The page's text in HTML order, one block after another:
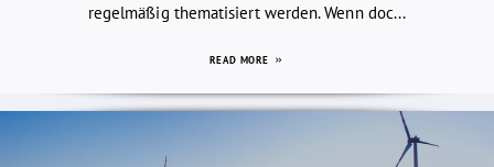
regelmäßig thematisiert werden. Wenn doc...
READ MORE